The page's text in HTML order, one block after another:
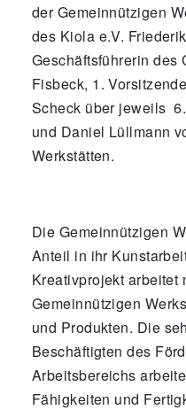
der Gemeinnützigen
des Kiola e.V.
Geschäftsführerin des
Fisbeck, 1.
Scheck über jeweils
und Daniel Lüllmann
Werkstätten.
Die Gemeinnützigen
Anteil in ihr
Kreativprojekt arbeitet
Gemeinnützigen
und Produkten. Die
Beschäftigten des
Arbeitsbereichs
Fähigkeiten und